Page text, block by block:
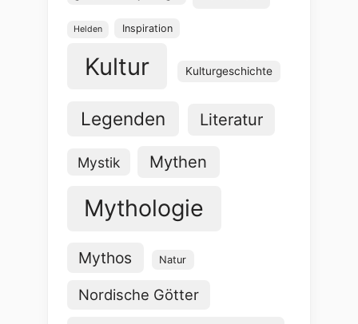
Helden Inspiration
Kultur Kulturgeschichte
Legenden Literatur
Mystik Mythen
Mythologie
Mythos Natur
Nordische Götter